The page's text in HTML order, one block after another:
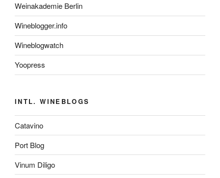
Weinakademie Berlin
Wineblogger.info
Wineblogwatch
Yoopress
INTL. WINEBLOGS
Catavino
Port Blog
Vinum Diligo